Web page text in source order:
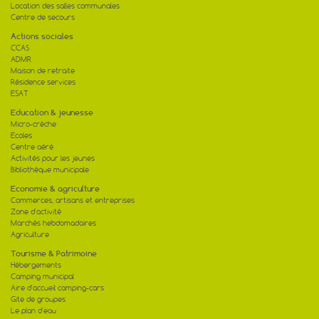
Location des salles communales
Centre de secours
Actions sociales
CCAS
ADMR
Maison de retraite
Résidence services
ESAT
Education & jeunesse
Micro-crèche
Ecoles
Centre aéré
Activités pour les jeunes
Bibliothèque municipale
Economie & agriculture
Commerces, artisans et entreprises
Zone d'activité
Marchés hebdomadaires
Agriculture
Tourisme & Patrimoine
Hébergements
Camping municipal
Aire d'accueil camping-cars
Gite de groupes
Le plan d'eau